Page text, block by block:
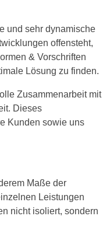
und sehr dynamische
offensteht,
& Vorschriften
Lösung zu finden.
Zusammenarbeit mit
Dieses
Kunden sowie uns
Maße der
Leistungen
nicht isoliert, sondern